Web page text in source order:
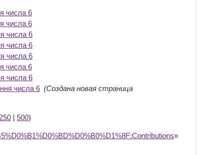
числа 6
числа 6
числа 6
числа 6
числа 6
числа 6
числа 6
числа 6 (Создана новая страница
250 | 500)
»